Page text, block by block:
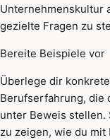
Unternehmenskultur
gezielte Fragen zu
Bereite Beispiele vor
Überlege dir
Berufserfahrung, die
unter Beweis stellen.
zu zeigen, wie du